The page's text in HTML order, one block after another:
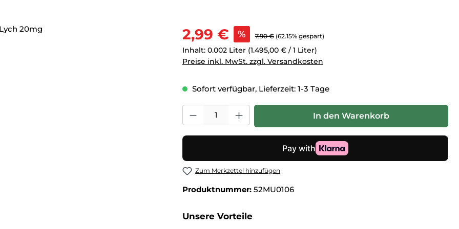
Verkaufspreis:
2,99 € % Regulärer Preis:
7,90 € (62.15% gespart)
Inhalt: 0.002 Liter (1.495,00 € / 1 Liter)
Preise inkl. MwSt. zzgl. Versandkosten
Sofort verfügbar, Lieferzeit: 1-3 Tage
Produkt Anzahl: Gib den gewünschten Wert ein oder benutze die
In den Warenkorb
Zum Merkzettel hinzufügen
Produktnummer: 52MU0106
Unsere Vorteile